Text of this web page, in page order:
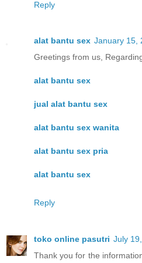
Reply
alat bantu sex January 15,
Greetings from us,
alat bantu sex
jual alat bantu sex
alat bantu sex wanita
alat bantu sex pria
alat bantu sex
Reply
toko online pasutri July
Thank you for the